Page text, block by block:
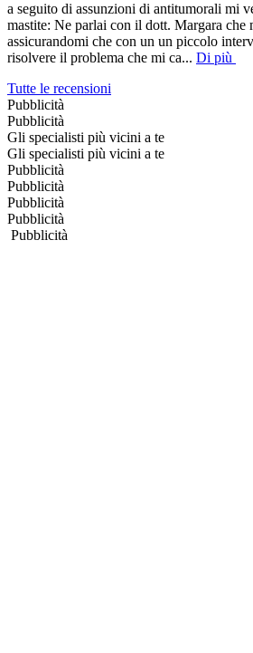
a seguito di assunzioni di antitumorali mi
mastite: Ne parlai con il dott. Margara che
assicurandomi che con un un piccolo
risolvere il problema che mi ca... Di più
Tutte le recensioni
Pubblicità
Pubblicità
Gli specialisti più vicini a te
Gli specialisti più vicini a te
Pubblicità
Pubblicità
Pubblicità
Pubblicità
Pubblicità